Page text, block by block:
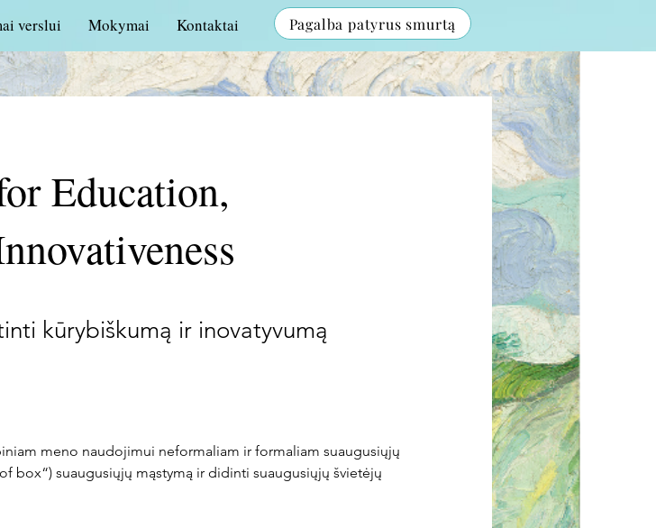
verslui Mokymai Kontaktai Pagalba patyrus smurtą
Education,
kūrybiškumą ir inovatyvumą
meno naudojimui neformaliam ir formaliam suaugusiųjų
box“) suaugusiųjų mąstymą ir didinti suaugusiųjų švietėjų